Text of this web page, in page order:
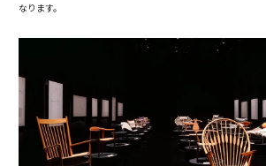
なります。